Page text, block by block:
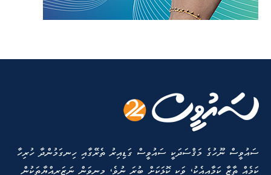
ސައުވީސް ނޫހުގެ މަޤްސަދަކީ ސައުވީސް ގަޑިއިރު ތެރޭގާއި ހިނގަމުންދާ ހުރިހާ
ކަމެއް ތާޒާ ކަމާއިއެކު، ވަކި ކޮޅަކަށް ބުރަ ނުވެ، މިނިވަން ނަޒަރިއްޔާތަކުން